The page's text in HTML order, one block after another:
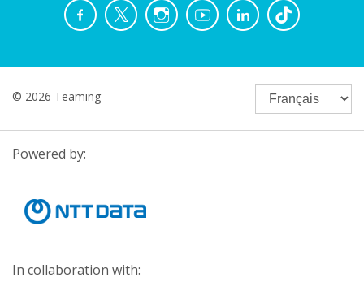
© 2026 Teaming
Powered by:
In collaboration with: